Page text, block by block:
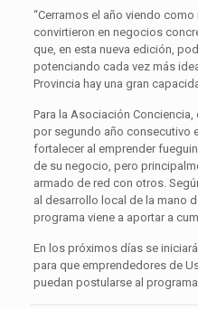
“Cerramos el año viendo
convirtieron en negocios
que, en esta nueva edición,
potenciando cada vez más
Provincia hay una gran
Para la Asociación
por segundo año consecutivo
fortalecer al emprender
de su negocio, pero
armado de red con otros.
al desarrollo local de la mano
programa viene a aportar a
En los próximos días se
para que emprendedores de
puedan postularse al programa.